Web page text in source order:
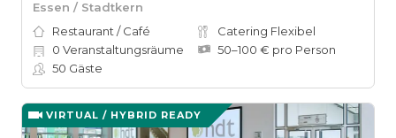
Essen / Stadtkern
Restaurant / Café
Catering Flexibel
0 Veranstaltungsräume
50–100 € pro Person
50 Gäste
VIRTUAL / HYBRID READY